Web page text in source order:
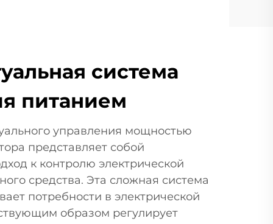
система
питанием
управления мощностью
представляет собой
к контролю электрической
средства. Эта сложная система
потребности в электрической
образом регулирует